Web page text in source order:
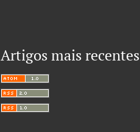
Artigos mais recentes